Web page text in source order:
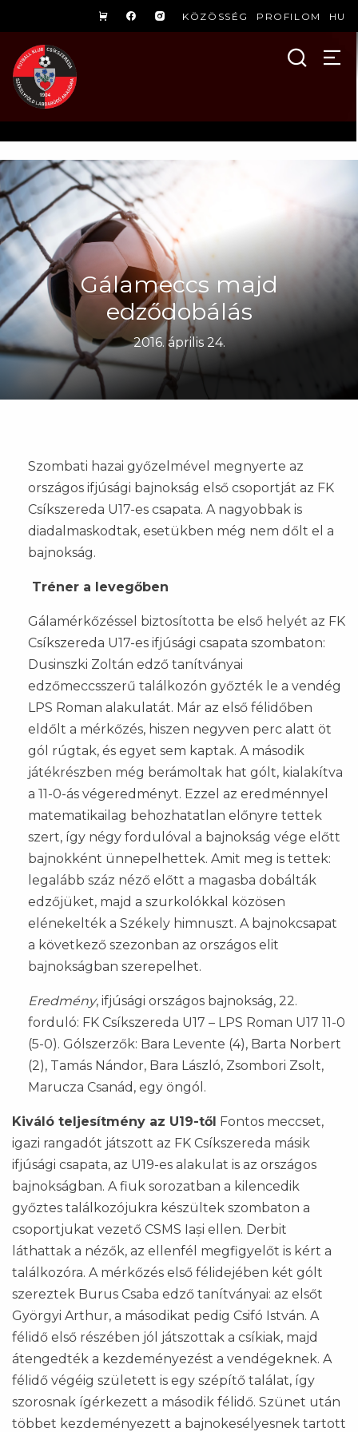
KÖZÖSSÉG PROFILOM HU
Gálameccs majd
edződobálás
2016. április 24.
Szombati hazai győzelmével megnyerte az
országos ifjúsági bajnokság első csoportját az FK
Csíkszereda U17-es csapata. A nagyobbak is
diadalmaskodtak, esetükben még nem dőlt el a
bajnokság.
Tréner a levegőben
Gálamérkőzéssel biztosította be első helyét az FK
Csíkszereda U17-es ifjúsági csapata szombaton:
Dusinszki Zoltán edző tanítványai
edzőmeccsszerű találkozón győzték le a vendég
LPS Roman alakulatát. Már az első félidőben
eldőlt a mérkőzés, hiszen negyven perc alatt öt
gól rúgtak, és egyet sem kaptak. A második
játékrészben még berámoltak hat gólt, kialakítva
a 11-0-ás végeredményt. Ezzel az eredménnyel
matematikailag behozhatatlan előnyre tettek
szert, így négy fordulóval a bajnokság vége előtt
bajnokként ünnepelhettek. Amit meg is tettek:
legalább száz néző előtt a magasba dobálták
edzőjüket, majd a szurkolókkal közösen
elénekelték a Székely himnuszt. A bajnokcsapat
a következő szezonban az országos elit
bajnokságban szerepelhet.
Eredmény, ifjúsági országos bajnokság, 22.
forduló: FK Csíkszereda U17 – LPS Roman U17 11-0
(5-0). Gólszerzők: Bara Levente (4), Barta Norbert
(2), Tamás Nándor, Bara László, Zsombori Zsolt,
Marucza Csanád, egy öngól.
Kiváló teljesítmény az U19-től Fontos meccset,
igazi rangadót játszott az FK Csíkszereda másik
ifjúsági csapata, az U19-es alakulat is az országos
bajnokságban. A fiuk sorozatban a kilencedik
győztes találkozójukra készültek szombaton a
csoportjukat vezető CSMS Iași ellen. Derbit
láthattak a nézők, az ellenfél megfigyelőt is kért a
találkozóra. A mérkőzés első félidejében két gólt
szereztek Burus Csaba edző tanítványai: az elsőt
Györgyi Arthur, a másodikat pedig Csifó István. A
félidő első részében jól játszottak a csíkiak, majd
átengedték a kezdeményezést a vendégeknek. A
félidő végéig született is egy szépítő találat, így
szorosnak ígérkezett a második félidő. Szünet után
többet kezdeményezett a bajnokesélyesnek tartott